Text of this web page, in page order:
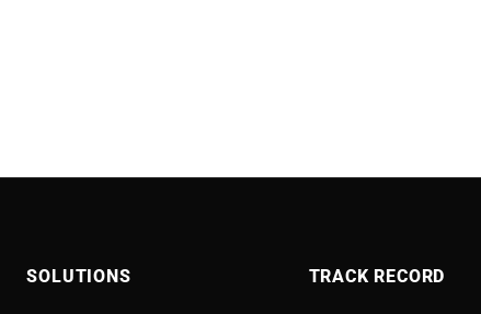
SOLUTIONS TRACK RECORD